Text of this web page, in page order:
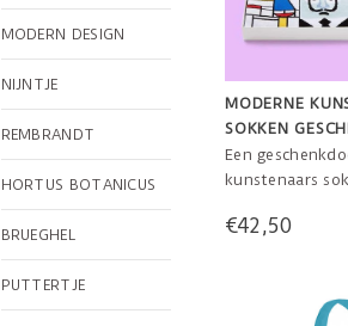
MODERN DESIGN
NIJNTJE
REMBRANDT
HORTUS BOTANICUS
BRUEGHEL
PUTTERTJE
MODERNE
SOKKEN
VAN
Een
kunstenaars
Frida Callus en
vrienden! One
€42,50